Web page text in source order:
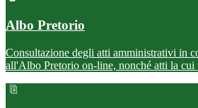
Albo Pretorio
Consultazione degli atti amministrativi in
all'Albo Pretorio on-line, nonché atti la cui